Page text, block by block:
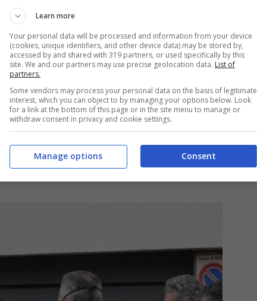
domenica 8 agosto
da un bambino che passeggiava lungo il
degli indagati due delle tre figlie della
il fidanzato di quest’ultima Mirto Milani. I tre
e occultamento di cadavere, a causa
fornito dai tre arrestati, che sostenevano
soddisfazione italiana per Dzeko
Learn more
Your personal data will be processed and information from your device
(cookies, unique identifiers, and other device data) may be stored by,
accessed by and shared with 319 partners, or used specifically by this
site. We and our partners may use precise geolocation data. List of
partners.
Some vendors may process your personal data on the basis of legitimate
interest, which you can object to by managing your options below. Look
for a link at the bottom of this page or in the site menu to manage or
withdraw consent in privacy and cookie settings.
Consent
Manage options